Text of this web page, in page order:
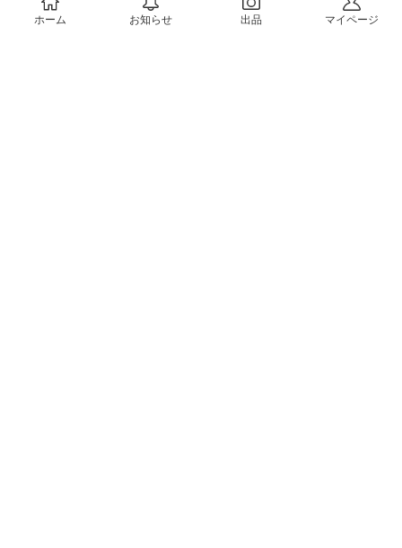
会社概要（運営会社）
ホーム お知らせ 出品 マイページ